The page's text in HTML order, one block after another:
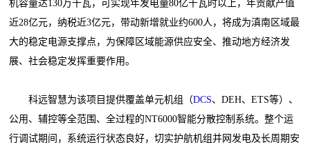
机容量达130万千瓦，可实现年发电量80亿千瓦时以上，年贡献产值
近28亿元，纳税近3亿元，带动新增就业约600人，将成为滇南区域最
大的稳定电源支撑点，为保障区域能源供应安全、推动地方经济发
展、社会稳定发挥重要作用。
科远智慧为该项目提供覆盖单元机组（DCS、DEH、ETS等）、
公用、辅控等全范围、全过程的NT6000智能分散控制系统。整个运
行调试期间，系统运行状态良好，切实护航机组并网发电及长周期安